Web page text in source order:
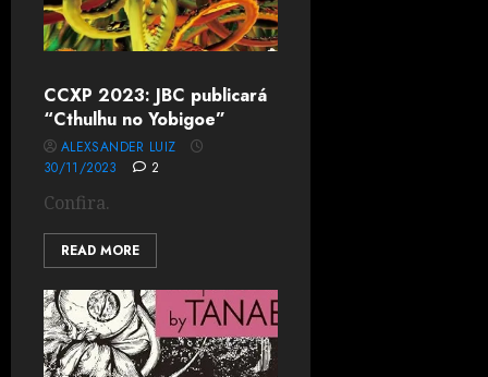
CCXP 2023: JBC publicará
“Cthulhu no Yobigoe”
ALEXSANDER LUIZ
30/11/2023
2
Confira.
READ MORE